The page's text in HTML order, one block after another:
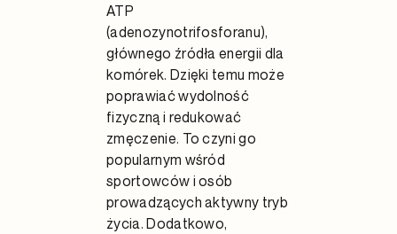
ATP
(adenozynotrifosforanu),
głównego źródła energii dla
komórek. Dzięki temu może
poprawiać wydolność
fizyczną i redukować
zmęczenie. To czyni go
popularnym wśród
sportowców i osób
prowadzących aktywny tryb
życia. Dodatkowo,